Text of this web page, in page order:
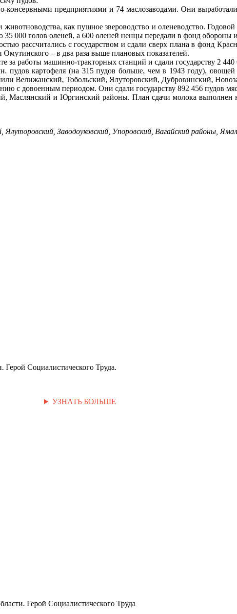
консервными предприятиями и 74 маслозаводами. Они
как пушное звероводство и оленеводство.
000 голов оленей, а 600 оленей ненцы передали в фонд обороны
рассчитались с государством и сдали сверх плана в фонд
– в два раза выше плановых показателей.
за работы машинно-тракторных станций и сдали государству 2 440
пудов картофеля (на 315 пудов больше, чем в 1943 году),
Велижанский, Тобольский, Ялуторовский, Дубровинский,
с довоенным периодом. Они сдали государству 892 456 пудов
Маслянский и Юргинский районы. План сдачи молока выполнен
Ялуторовский, Заводоуковский, Упоровский, Вагайский районы,
Социалистического Труда.
УЗНАТЬ БОЛЬШЕ
Герой Социалистического Труда